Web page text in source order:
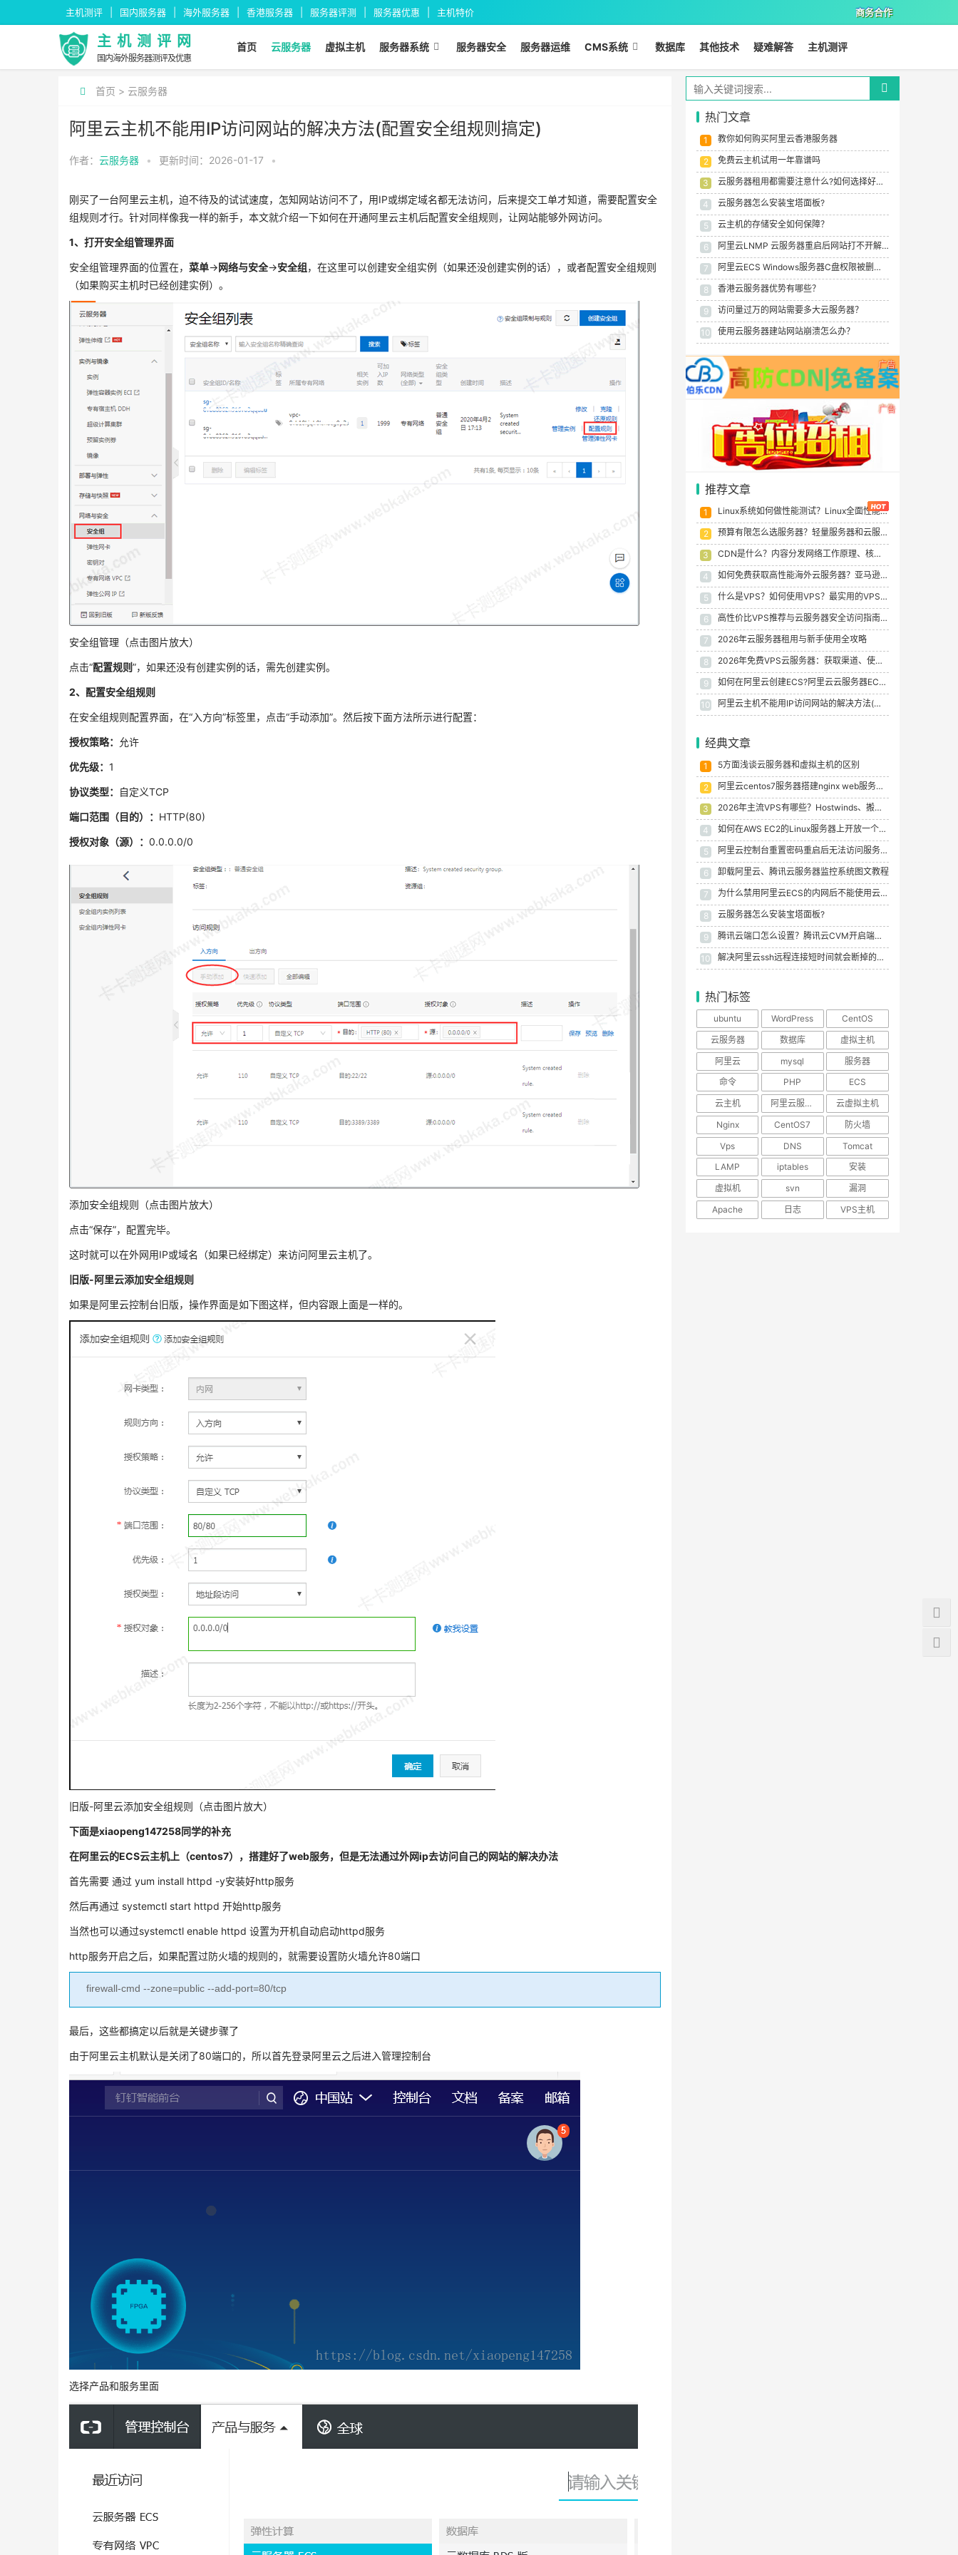
主机测评 国内服务器 海外服务器 香港服务器 服务器评测 服务器优惠 主机特价 商务合作
主机测评网
国内海外服务器测评及优惠
首页 云服务器 虚拟主机 服务器系统 服务器安全 服务器运维 CMS系统 数据库 其他技术 疑难解答 主机测评
首页 > 云服务器
阿里云主机不能用IP访问网站的解决方法(配置安全组规则搞定)
作者： 云服务器 • 更新时间：2026-01-17 •
刚买了一台阿里云主机，迫不待及的试试速度，怎知网站访问不了，用IP或绑定域名都无法访问，后来提交工单才知道，需要配置安全
组规则才行。针对同样像我一样的新手，本文就介绍一下如何在开通阿里云主机后配置安全组规则，让网站能够外网访问。
1、打开安全组管理界面
安全组管理界面的位置在， 菜单->网络与安全->安全组，在这里可以创建安全组实例（如果还没创建实例的话），或者配置安全组规则
（如果购买主机时已经创建实例）。
安全组管理（点击图片放大）
点击“配置规则”，如果还没有创建实例的话，需先创建实例。
2、配置安全组规则
在安全组规则配置界面，在“入方向”标签里，点击“手动添加”。然后按下面方法所示进行配置：
授权策略： 允许
优先级： 1
协议类型： 自定义TCP
端口范围（目的）： HTTP(80)
授权对象（源）： 0.0.0.0/0
添加安全组规则（点击图片放大）
点击“保存”，配置完毕。
这时就可以在外网用IP或域名（如果已经绑定）来访问阿里云主机了。
旧版-阿里云添加安全组规则
如果是阿里云控制台旧版，操作界面是如下图这样，但内容跟上面是一样的。
旧版-阿里云添加安全组规则（点击图片放大）
下面是xiaopeng147258同学的补充
在阿里云的ECS云主机上（centos7），搭建好了web服务，但是无法通过外网ip去访问自己的网站的解决办法
首先需要 通过 yum install httpd -y安装好http服务
然后再通过 systemctl start httpd 开始http服务
当然也可以通过systemctl enable httpd 设置为开机自动启动httpd服务
http服务开启之后，如果配置过防火墙的规则的，就需要设置防火墙允许80端口
firewall-cmd --zone=public --add-port=80/tcp
最后，这些都搞定以后就是关键步骤了
由于阿里云主机默认是关闭了80端口的，所以首先登录阿里云之后进入管理控制台
选择产品和服务里面
热门文章
1 教你如何购买阿里云香港服务器
2 免费云主机试用一年靠谱吗
3 云服务器租用都需要注意什么?如何选择好的云服务器商?
4 云服务器怎么安装宝塔面板?
5 云主机的存储安全如何保障？
6 阿里云LNMP 云服务器重启后网站打不开解决方法
7 阿里云ECS Windows服务器C盘权限被删除还能还原吗？
8 香港云服务器优势有哪些？
9 访问量过万的网站需要多大云服务器？
10 使用云服务器建站网站崩溃怎么办？
广告
广告
推荐文章
1 Linux系统如何做性能测试？Linux全面性能测试指南
2 预算有限怎么选服务器？轻量服务器和云服务器性价比终极对比
3 CDN是什么？内容分发网络工作原理、核心优势与应用场景详解
4 如何免费获取高性能海外云服务器？亚马逊/谷歌/甲骨文免费套餐
5 什么是VPS？如何使用VPS？最实用的VPS优化操作的新手指南
6 高性价比VPS推荐与云服务器安全访问指南（2026版）
7 2026年云服务器租用与新手使用全攻略
8 2026年免费VPS云服务器：获取渠道、使用注意事项及实用指南
9 如何在阿里云创建ECS?阿里云云服务器ECS实例创建过程
10 阿里云主机不能用IP访问网站的解决方法(配置安全组规则搞定)
经典文章
1 5方面浅谈云服务器和虚拟主机的区别
2 阿里云centos7服务器搭建nginx web服务经验示例
3 2026年主流VPS有哪些？Hostwinds、搬瓦工、Hostinger、Vultr 速度与性价比深度解析
4 如何在AWS EC2的Linux服务器上开放一个端口
5 阿里云控制台重置密码重启后无法访问服务器的原因及解决方法
6 卸载阿里云、腾讯云服务器监控系统图文教程
7 为什么禁用阿里云ECS的内网后不能使用云监控？
8 云服务器怎么安装宝塔面板?
9 腾讯云端口怎么设置？腾讯云CVM开启端口图文教程
10 解决阿里云ssh远程连接短时间就会断掉的问题
热门标签
ubuntu WordPress
CentOS
云服务器
数据库
虚拟主机
阿里云
mysql
服务器
命令
PHP
ECS
云主机
阿里云服务器
云虚拟主机
Nginx
CentOS7
防火墙
Vps
DNS
Tomcat
LAMP
iptables
安装
虚拟机
svn
漏洞
Apache
日志 VPS主机